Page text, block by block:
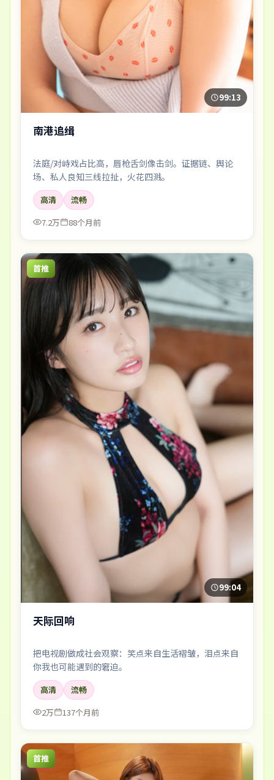
99:13
南港追缉
法庭/对峙戏占比高，唇枪舌剑像击剑。证据链、舆论
场、私人良知三线拉扯，火花四溅。
高清
流畅
7.2万
88个月前
首推
99:04
天际回响
把电视剧做成社会观察：笑点来自生活褶皱，泪点来自
你我也可能遇到的窘迫。
高清
流畅
2万
137个月前
首推